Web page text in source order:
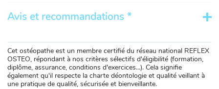
Avis et recommandations *
Cet ostéopathe est un membre certifié du réseau national REFLEX
OSTEO, répondant à nos critères sélectifs d'éligibilité (formation,
diplôme, assurance, conditions d'exercices...). Cela signifie
également qu'il respecte la charte déontologie et qualité veillant à
une pratique de qualité, sécurisée et bienveillante.